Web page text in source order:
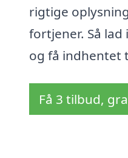
rigtige
fortjener. Så
og få indhentet
Få 3 tilbud,